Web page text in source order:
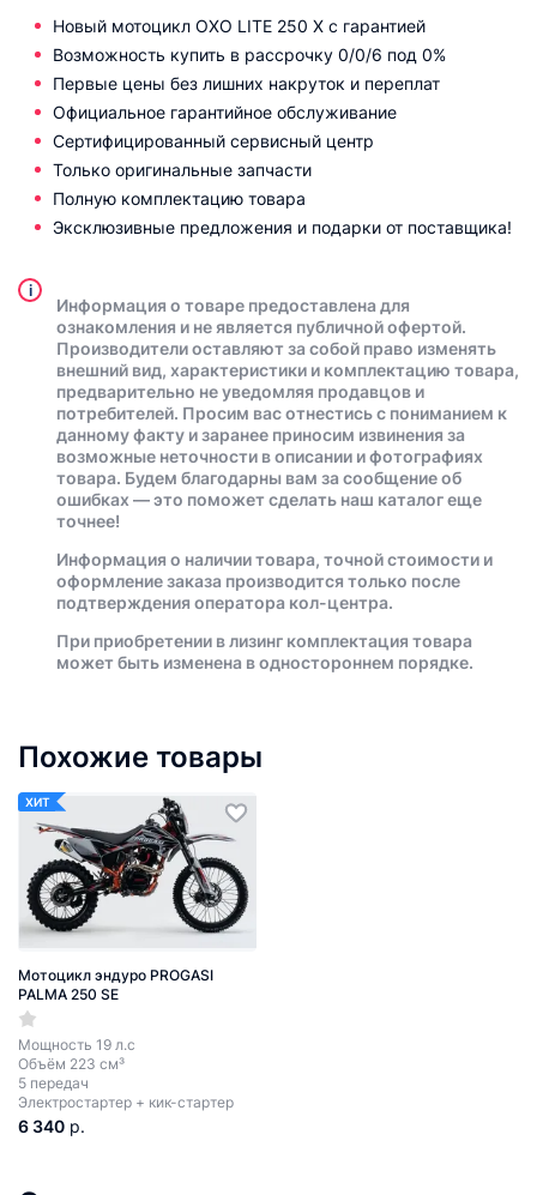
Новый мотоцикл OXO LITE 250 X с гарантией
Возможность купить в рассрочку 0/0/6 под 0%
Первые цены без лишних накруток и переплат
Официальное гарантийное обслуживание
Сертифицированный сервисный центр
Только оригинальные запчасти
Полную комплектацию товара
Эксклюзивные предложения и подарки от поставщика!
i
Информация о товаре предоставлена для
ознакомления и не является публичной офертой.
Производители оставляют за собой право изменять
внешний вид, характеристики и комплектацию товара,
предварительно не уведомляя продавцов и
потребителей. Просим вас отнестись с пониманием к
данному факту и заранее приносим извинения за
возможные неточности в описании и фотографиях
товара. Будем благодарны вам за сообщение об
ошибках — это поможет сделать наш каталог еще
точнее!
Информация о наличии товара, точной стоимости и
оформление заказа производится только после
подтверждения оператора кол-центра.
При приобретении в лизинг комплектация товара
может быть изменена в одностороннем порядке.
Похожие товары
ХИТ
Мотоцикл эндуро PROGASI
PALMA 250 SE
Мощность 19 л.с
Объём 223 см³
5 передач
Электростартер + кик-стартер
6 340 р.